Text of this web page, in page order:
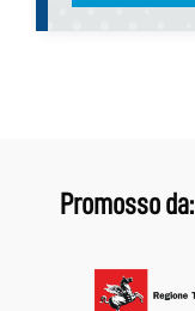
Promosso da: